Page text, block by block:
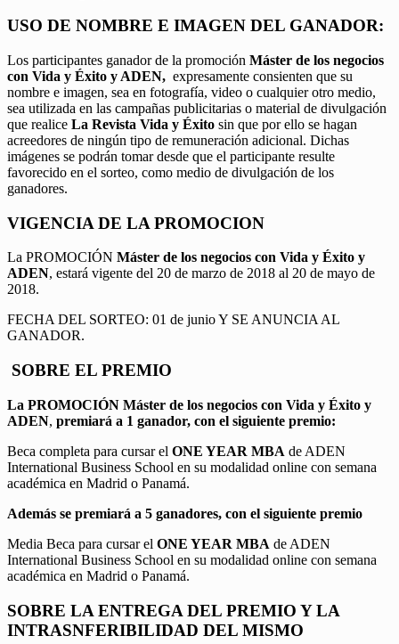
USO DE NOMBRE E IMAGEN DEL GANADOR:
Los participantes ganador de la promoción Máster de los negocios
con Vida y Éxito y ADEN, expresamente consienten que su
nombre e imagen, sea en fotografía, video o cualquier otro medio,
sea utilizada en las campañas publicitarias o material de divulgación
que realice La Revista Vida y Éxito sin que por ello se hagan
acreedores de ningún tipo de remuneración adicional. Dichas
imágenes se podrán tomar desde que el participante resulte
favorecido en el sorteo, como medio de divulgación de los
ganadores.
VIGENCIA DE LA PROMOCION
La PROMOCIÓN Máster de los negocios con Vida y Éxito y
ADEN, estará vigente del 20 de marzo de 2018 al 20 de mayo de
2018.
FECHA DEL SORTEO: 01 de junio Y SE ANUNCIA AL
GANADOR.
SOBRE EL PREMIO
La PROMOCIÓN Máster de los negocios con Vida y Éxito y
ADEN, premiará a 1 ganador, con el siguiente premio:
Beca completa para cursar el ONE YEAR MBA de ADEN
International Business School en su modalidad online con semana
académica en Madrid o Panamá.
Además se premiará a 5 ganadores, con el siguiente premio
Media Beca para cursar el ONE YEAR MBA de ADEN
International Business School en su modalidad online con semana
académica en Madrid o Panamá.
SOBRE LA ENTREGA DEL PREMIO Y LA
INTRASNFERIBILIDAD DEL MISMO